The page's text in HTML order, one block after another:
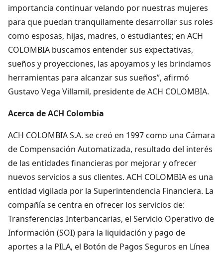
importancia continuar velando por nuestras mujeres
para que puedan tranquilamente desarrollar sus roles
como esposas, hijas, madres, o estudiantes; en ACH
COLOMBIA buscamos entender sus expectativas,
sueños y proyecciones, las apoyamos y les brindamos
herramientas para alcanzar sus sueños”, afirmó
Gustavo Vega Villamil, presidente de ACH COLOMBIA.
Acerca de ACH Colombia
ACH COLOMBIA S.A. se creó en 1997 como una Cámara
de Compensación Automatizada, resultado del interés
de las entidades financieras por mejorar y ofrecer
nuevos servicios a sus clientes. ACH COLOMBIA es una
entidad vigilada por la Superintendencia Financiera. La
compañía se centra en ofrecer los servicios de:
Transferencias Interbancarias, el Servicio Operativo de
Información (SOI) para la liquidación y pago de
aportes a la PILA, el Botón de Pagos Seguros en Línea